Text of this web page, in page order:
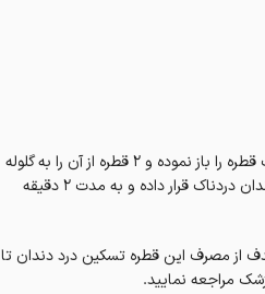
نخست دهان و دندان ها را با آب بشویید تا مواد غذایی از روی حفره دندان معیوب برداشته شود سپس درب قطره را باز نموده و ۲ قطره از آن را به گلوله
کوچکی که با استفاده از پنبه یا دستمال کاغذی تهیه شده اضافه نمایید. گلوله آغشته به دارو را درست روی دندان دردناک قرار داده و به مدت ۲ دقیقه
هدف از مصرف این قطره تسکین درد دندان تا
مراجعه نمایید.